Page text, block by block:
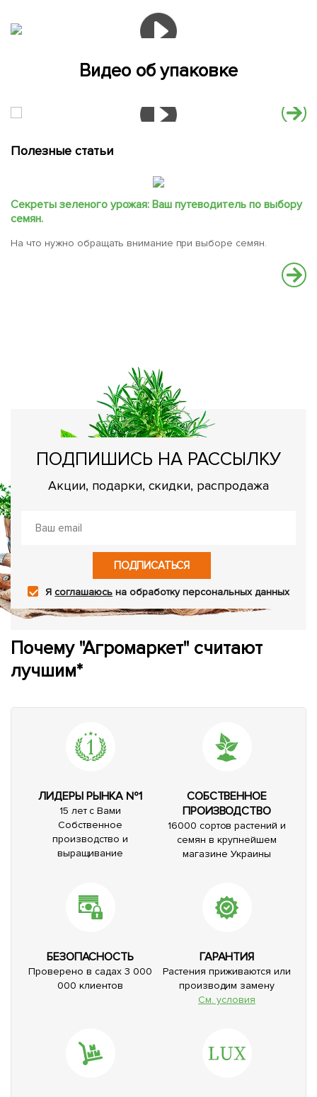
Видео об упаковке
Полезные статьи
Секреты зеленого урожая: Ваш путеводитель по выбору
семян.
На что нужно обращать внимание при выборе семян.
ПОДПИШИСЬ НА РАССЫЛКУ
Акции, подарки, скидки, распродажа
ПОДПИСАТЬСЯ
Ясоглашаюсь на обработку персональных данных
Почему "Агромаркет" считают
лучшим*
ЛИДЕРЫ РЫНКА №1
15 лет с Вами
Собственное
производство и
выращивание
СОБСТВЕННОЕ
ПРОИЗВОДСТВО
16000 сортов растений и
семян в крупнейшем
магазине Украины
БЕЗОПАСНОСТЬ
Проверено в садах 3 000
000 клиентов
ГАРАНТИЯ
Растения приживаются или
производим замену
См. условия